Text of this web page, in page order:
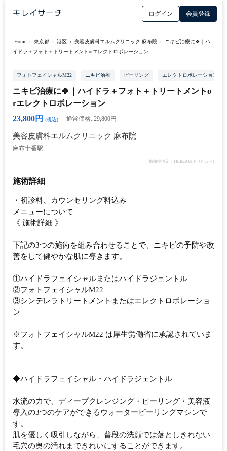
ログイン 会員登録
Home › 東京都 › 港区 › 美容皮膚科エルムクリニック 麻布院 ›
ニキビ治療に🍀｜ハ
イドラ＋フォト＋トリートメントorエレクトロポレーション
フォトフェイシャルM22 ニキビ治療 ピーリング エレクトロポレーション
ニキビ治療に🍀｜ハイドラ＋フォト＋トリートメントo
rエレクトロポレーション
23,800円
(税込) 通常価格: 29,800円
美容皮膚科エルムクリニック 麻布院
麻布十番駅
情報提供元：TRIBEAU(トリビュー)
施術詳細
・初診料、カウンセリング料込み
メニューについて
《 施術詳細 》
下記の3つの施術を組み合わせることで、ニキビの予防や改
善をして健やかな肌に導きます。
①ハイドラフェイシャルまたはハイドラジェントル
②フォトフェイシャルM22
③シンデレラトリートメントまたはエレクトロポレーショ
ン
※フォトフェイシャルM22 は厚生労働省に承認されていま
す。
◆ハイドラフェイシャル・ハイドラジェントル
水流の力で、ディープクレンジング・ピーリング・美容液
導入の3つのケアができるウォーターピーリングマシンで
す。
肌を優しく吸引しながら、普段の洗顔では落としきれない
毛穴の奥の汚れまできれいにすることができます。